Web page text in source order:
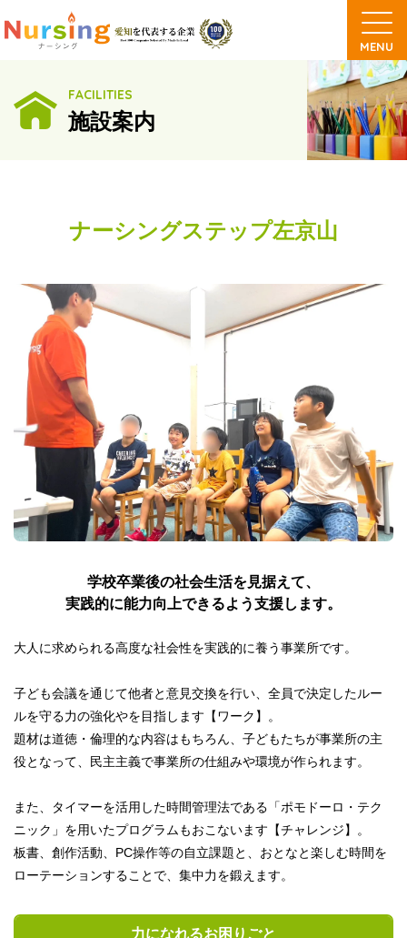
FACILITIES
施設案内
ナーシングステップ左京山
学校卒業後の社会生活を見据えて、
実践的に能力向上できるよう支援します。
大人に求められる高度な社会性を実践的に養う事業所です。
子ども会議を通じて他者と意見交換を行い、全員で決定したルー
ルを守る力の強化やを目指します【ワーク】。
題材は道徳・倫理的な内容はもちろん、子どもたちが事業所の主
役となって、民主主義で事業所の仕組みや環境が作られます。
また、タイマーを活用した時間管理法である「ポモドーロ・テク
ニック」を用いたプログラムもおこないます【チャレンジ】。
板書、創作活動、PC操作等の自立課題と、おとなと楽しむ時間を
ローテーションすることで、集中力を鍛えます。
力になれるお困りごと